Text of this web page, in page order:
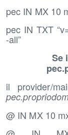
pec IN MX 10
pec IN TXT
-all”
Se
il provider/
@ IN MX 10